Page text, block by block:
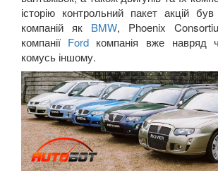
історію контрольний пакет акцій
компаній як BMW, Phoenix
компанії Ford компанія вже навряд
комусь іншому.